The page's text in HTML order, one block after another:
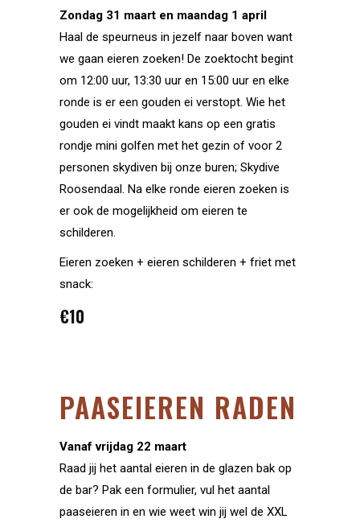
Zondag 31 maart en maandag 1 april
Haal de speurneus in jezelf naar boven want
we gaan eieren zoeken! De zoektocht begint
om 12:00 uur, 13:30 uur en 15:00 uur en elke
ronde is er een gouden ei verstopt. Wie het
gouden ei vindt maakt kans op een gratis
rondje mini golfen met het gezin of voor 2
personen skydiven bij onze buren; Skydive
Roosendaal. Na elke ronde eieren zoeken is
er ook de mogelijkheid om eieren te
schilderen.
Eieren zoeken + eieren schilderen + friet met
snack:
€10
PAASEIEREN RADEN
Vanaf vrijdag 22 maart
Raad jij het aantal eieren in de glazen bak op
de bar? Pak een formulier, vul het aantal
paaseieren in en wie weet win jij wel de XXL